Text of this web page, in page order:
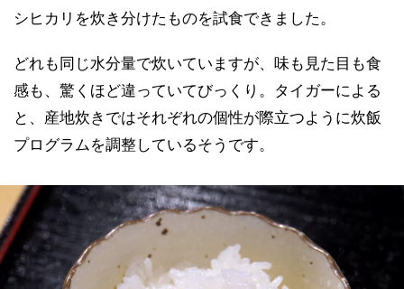
シヒカリを炊き分けたものを試食できました。
どれも同じ水分量で炊いていますが、味も見た目も食
感も、驚くほど違っていてびっくり。タイガーによる
と、産地炊きではそれぞれの個性が際立つように炊飯
プログラムを調整しているそうです。